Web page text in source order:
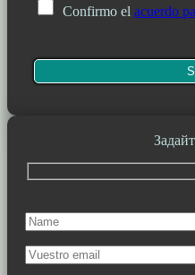
Confirmo elacuerdo